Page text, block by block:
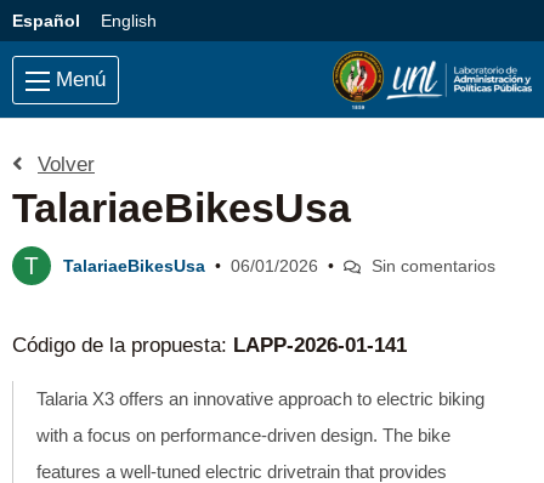
Saltar al contenido principal
Idioma:
Español English
Menú
Volver
TalariaeBikesUsa
T TalariaeBikesUsa • 06/01/2026 • Sin comentarios
Código de la propuesta: LAPP-2026-01-141
Talaria X3 offers an innovative approach to electric biking
with a focus on performance-driven design. The bike
features a well-tuned electric drivetrain that provides